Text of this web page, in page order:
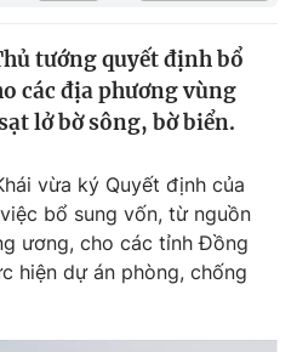
tướng quyết định bổ
các địa phương vùng
lở bờ sông, bờ biển.
vừa ký Quyết định của
bổ sung vốn, từ nguồn
ương, cho các tỉnh Đồng
hiện dự án phòng, chống